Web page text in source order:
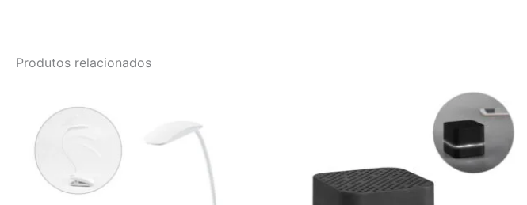
Produtos relacionados